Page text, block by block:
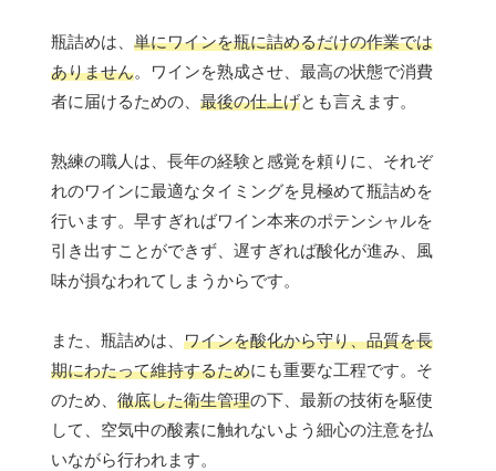
瓶詰めは、 単にワインを瓶に詰めるだけの作業では
ありません。ワインを熟成させ、最高の状態で消費
者に届けるための、 最後の仕上げとも言えます。
熟練の職人は、長年の経験と感覚を頼りに、それぞ
れのワインに最適なタイミングを見極めて瓶詰めを
行います。早すぎればワイン本来のポテンシャルを
引き出すことができず、遅すぎれば酸化が進み、風
味が損なわれてしまうからです。
また、瓶詰めは、 ワインを酸化から守り、品質を長
期にわたって維持するためにも重要な工程です。そ
のため、 徹底した衛生管理の下、最新の技術を駆使
して、空気中の酸素に触れないよう細心の注意を払
いながら行われます。